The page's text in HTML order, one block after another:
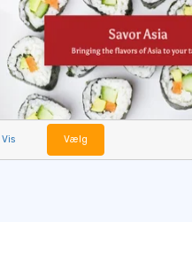
Vis Vælg